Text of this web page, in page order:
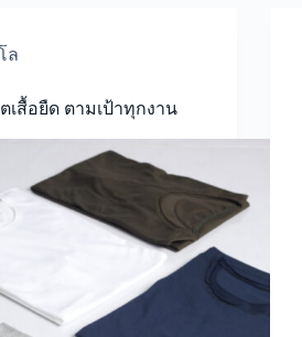
ล
เสื้อยืด ตามเป้าทุกงาน